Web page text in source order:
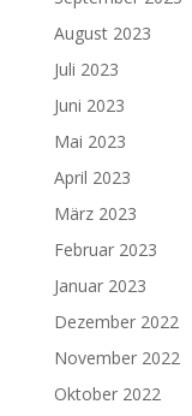
August 2023
Juli 2023
Juni 2023
Mai 2023
April 2023
März 2023
Februar 2023
Januar 2023
Dezember 2022
November 2022
Oktober 2022